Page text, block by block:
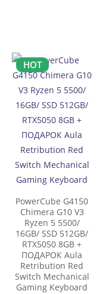
HOT
PowerCube G4150
Chimera G10 V3
Ryzen 5 5500/
16GB/ SSD 512GB/
RTX5050 8GB +
ПОДАРОК Aula
Retribution Red
Switch Mechanical
Gaming Keyboard